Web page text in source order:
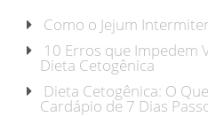
Como o Jejum
10 Erros que Impedem
Dieta Cetogênica
Dieta Cetogênica: O
Cardápio de 7 Dias